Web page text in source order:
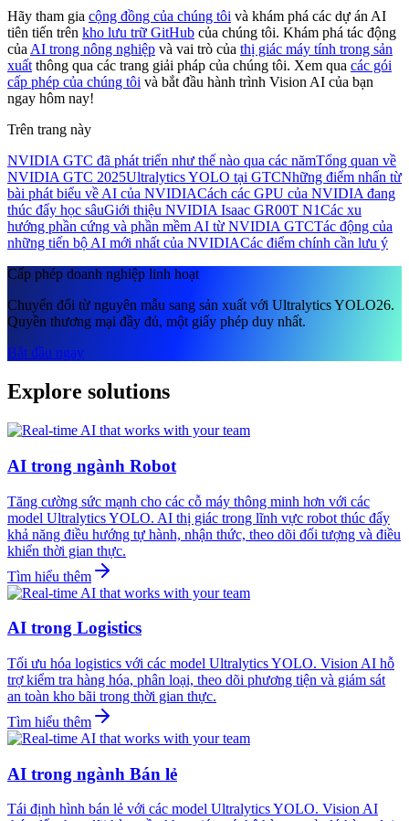
Hãy tham gia cộng đồng của chúng tôi và khám phá các dự án AI
tiên tiến trên kho lưu trữ GitHub của chúng tôi. Khám phá tác động
của AI trong nông nghiệp và vai trò của thị giác máy tính trong sản
xuất thông qua các trang giải pháp của chúng tôi. Xem qua các gói
cấp phép của chúng tôi và bắt đầu hành trình Vision AI của bạn
ngay hôm nay!
Trên trang này
NVIDIA GTC đã phát triển như thế nào qua các nămTổng quan về
NVIDIA GTC 2025Ultralytics YOLO tại GTCNhững điểm nhấn từ
bài phát biểu về AI của NVIDIACách các GPU của NVIDIA đang
thúc đẩy học sâuGiới thiệu NVIDIA Isaac GR00T N1Các xu
hướng phần cứng và phần mềm AI từ NVIDIA GTCTác động của
những tiến bộ AI mới nhất của NVIDIACác điểm chính cần lưu ý
Cấp phép doanh nghiệp linh hoạt
Chuyển đổi từ nguyên mẫu sang sản xuất với Ultralytics YOLO26.
Quyền thương mại đầy đủ, một giấy phép duy nhất.
Bắt đầu ngay
Explore solutions
AI trong ngành Robot
Tăng cường sức mạnh cho các cỗ máy thông minh hơn với các
model Ultralytics YOLO. AI thị giác trong lĩnh vực robot thúc đẩy
khả năng điều hướng tự hành, nhận thức, theo dõi đối tượng và điều
khiển thời gian thực.
Tìm hiểu thêm
AI trong Logistics
Tối ưu hóa logistics với các model Ultralytics YOLO. Vision AI hỗ
trợ kiểm tra hàng hóa, phân loại, theo dõi phương tiện và giám sát
an toàn kho bãi trong thời gian thực.
Tìm hiểu thêm
AI trong ngành Bán lẻ
Tái định hình bán lẻ với các model Ultralytics YOLO. Vision AI